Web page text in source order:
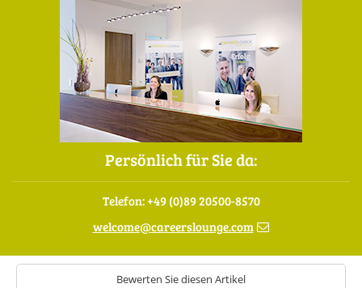
Persönlich für Sie da:
Telefon: +49 (0)89 20500-8570
welcome@careerslounge.com
Bewerten Sie diesen Artikel